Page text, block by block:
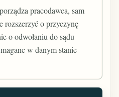
pracodawca, sam
o przyczynę
o odwołaniu do sądu
w danym stanie